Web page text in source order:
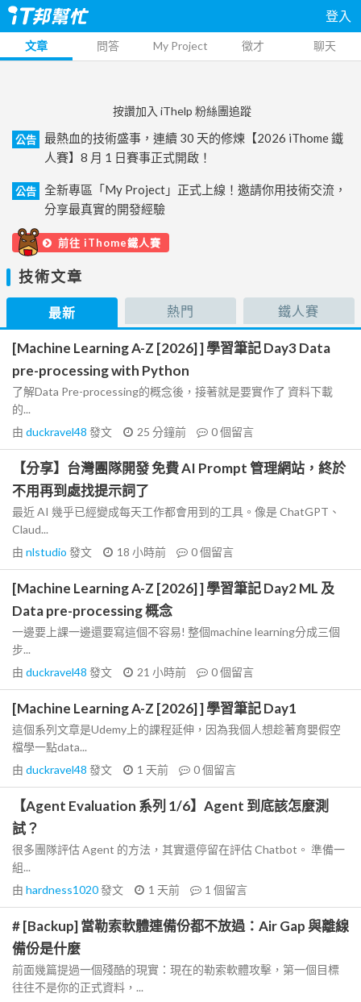
登入
文章 問答 My Project 徵才 聊天
按讚加入 iThelp 粉絲團追蹤
公告
最熱血的技術盛事，連續 30 天的修煉【2026 iThome 鐵
人賽】8 月 1 日賽事正式開啟！
公告
全新專區「My Project」正式上線！邀請你用技術交流，
分享最真實的開發經驗
前往 iThome鐵人賽
技術文章
最新 熱門 鐵人賽
[Machine Learning A-Z [2026] ] 學習筆記 Day3 Data
pre-processing with Python
了解Data Pre-processing的概念後，接著就是要實作了 資料下載
的...
由 duckravel48 發文 25 分鐘前 0個留言
【分享】台灣團隊開發 免費 AI Prompt 管理網站，終於
不用再到處找提示詞了
最近 AI 幾乎已經變成每天工作都會用到的工具。像是 ChatGPT、
Claud...
由 nlstudio 發文 18 小時前 0個留言
[Machine Learning A-Z [2026] ] 學習筆記 Day2 ML 及
Data pre-processing 概念
一邊要上課一邊還要寫這個不容易! 整個machine learning分成三個
步...
由 duckravel48 發文 21 小時前 0個留言
[Machine Learning A-Z [2026] ] 學習筆記 Day1
這個系列文章是Udemy上的課程延伸，因為我個人想趁著育嬰假空
檔學一點data...
由 duckravel48 發文 1 天前 0個留言
【Agent Evaluation 系列 1/6】Agent 到底該怎麼測
試？
很多團隊評估 Agent 的方法，其實還停留在評估 Chatbot。 準備一
組...
由 hardness1020發文 1 天前 1 個留言
# [Backup] 當勒索軟體連備份都不放過：Air Gap 與離線
備份是什麼
前面幾篇提過一個殘酷的現實：現在的勒索軟體攻擊，第一個目標
往往不是你的正式資料，...